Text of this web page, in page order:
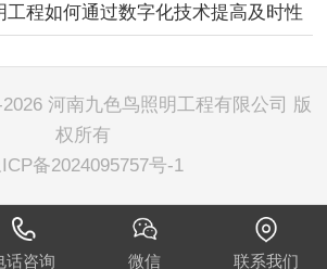
工程如何通过数字化技术提高及时性
河南九色鸟照明工程有限公司 版
权所有
备2024095757号-1
话咨询 微信 联系我们